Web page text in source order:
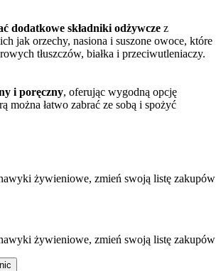
dodatkowe składniki odżywcze z
jak orzechy, nasiona i suszone owoce, które
tłuszczów, białka i przeciwutleniaczy.
i poręczny, oferując wygodną opcję
można łatwo zabrać ze sobą i spożyć
żywieniowe, zmień swoją listę zakupów
żywieniowe, zmień swoją listę zakupów